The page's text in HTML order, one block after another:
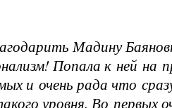
Мадину
Попала к ней на
и очень рада что
уровня. Во первых